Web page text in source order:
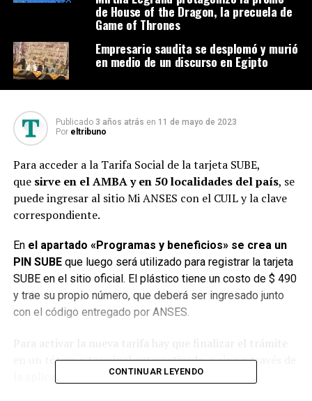
de House of the Dragon, la precuela de
Game of Thrones
Empresario saudita se desplomó y murió
en medio de un discurso en Egipto
Publicado 3 años atrás en 11 de mayo de 2023
Por eltribuno
Para acceder a la Tarifa Social de la tarjeta SUBE,
quesirve en el AMBA y en 50 localidades del país, se
puede ingresar al sitio Mi ANSES con el CUIL y la clave
correspondiente.
En el apartado «Programas y beneficios» se crea un
PIN SUBE que luego será utilizado para registrar la tarjeta
SUBE en el sitio oficial. El plástico tiene un costo de $ 490
y trae su propio número, que deberá ser ingresado junto
con el código entregado por ANSES.
Para activar la nueva tarifa hay que finalizar el trámite
en un tótem o terminal automatizada, o sino a través de
la aplicación Carga SUBE.CONTINUAR LEYENDO